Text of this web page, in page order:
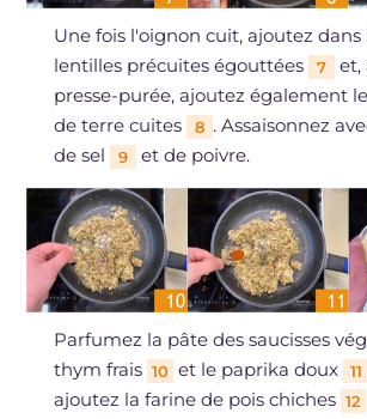
Une fois l'oignon cuit, ajoutez dans
lentilles précuites égouttées
7
et,
presse-purée, ajoutez également
de terre cuites
8 . Assaisonnez
de sel
9 et de poivre.
Parfumez la pâte des saucisses
thym frais 10 et le paprika doux 11
ajoutez la farine de pois chiches 12